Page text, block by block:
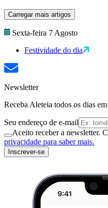
Carregar mais artigos
Sexta-feira 7 Agosto
Festividade do dia
Newsletter
Receba Aleteia todos os dias
Seu endereço de e-mail
Aceito receber a newsletter.
privacidade para saber mais.
Inscrever-se